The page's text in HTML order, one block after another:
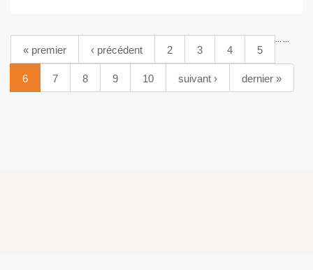
« premier ‹ précédent
…
2 3 4 5
6 7 8 9 10
…
suivant › dernier »